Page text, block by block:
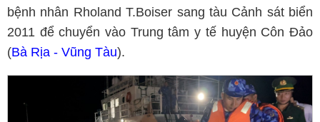
bệnh nhân Rholand T.Boiser sang tàu Cảnh sát biển
2011 để chuyển vào Trung tâm y tế huyện Côn Đảo
(Bà Rịa - Vũng Tàu).